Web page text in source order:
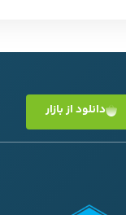
دانلود از بازار